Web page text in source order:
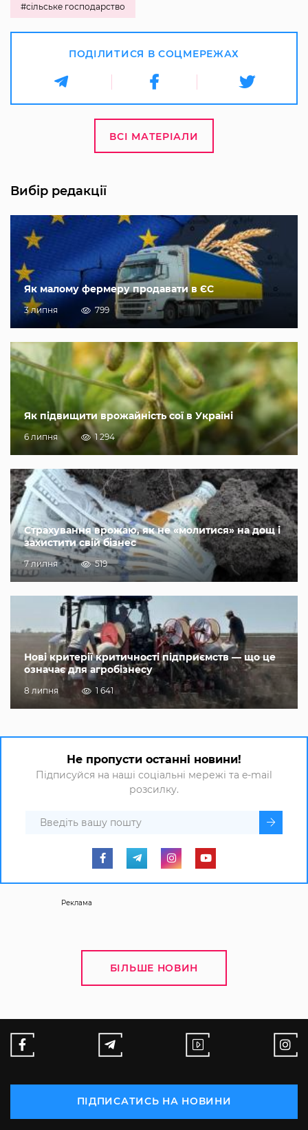
#сільське господарство
ПОДІЛИТИСЯ В СОЦМЕРЕЖАХ
ВСІ МАТЕРІАЛИ
Вибір редакції
Як малому фермеру продавати в ЄС
3 липня 799
Як підвищити врожайність сої в Україні
6 липня 1 294
Страхування врожаю, як не «молитися» на дощ і
захистити свій бізнес
7 липня 519
Нові критерії критичності підприємств — що це
означає для агробізнесу
8 липня 1 641
Не пропусти останні новини!
Підписуйся на наші соціальні мережі та e-mail
розсилку.
Реклама
БІЛЬШЕ НОВИН
ПІДПИСАТИСЬ НА НОВИНИ